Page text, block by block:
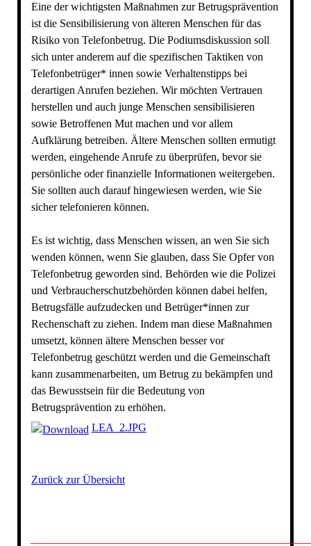
Eine der wichtigsten Maßnahmen zur Betrugsprävention
ist die Sensibilisierung von älteren Menschen für das
Risiko von Telefonbetrug. Die Podiumsdiskussion soll
sich unter anderem auf die spezifischen Taktiken von
Telefonbetrüger* innen sowie Verhaltenstipps bei
derartigen Anrufen beziehen. Wir möchten Vertrauen
herstellen und auch junge Menschen sensibilisieren
sowie Betroffenen Mut machen und vor allem
Aufklärung betreiben. Ältere Menschen sollten ermutigt
werden, eingehende Anrufe zu überprüfen, bevor sie
persönliche oder finanzielle Informationen weitergeben.
Sie sollten auch darauf hingewiesen werden, wie Sie
sicher telefonieren können.
Es ist wichtig, dass Menschen wissen, an wen Sie sich
wenden können, wenn Sie glauben, dass Sie Opfer von
Telefonbetrug geworden sind. Behörden wie die Polizei
und Verbraucherschutzbehörden können dabei helfen,
Betrugsfälle aufzudecken und Betrüger*innen zur
Rechenschaft zu ziehen. Indem man diese Maßnahmen
umsetzt, können ältere Menschen besser vor
Telefonbetrug geschützt werden und die Gemeinschaft
kann zusammenarbeiten, um Betrug zu bekämpfen und
das Bewusstsein für die Bedeutung von
Betrugsprävention zu erhöhen.
LEA_2.JPG
Zurück zur Übersicht